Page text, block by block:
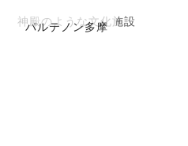
パルテノン多摩
神殿のような文化施設